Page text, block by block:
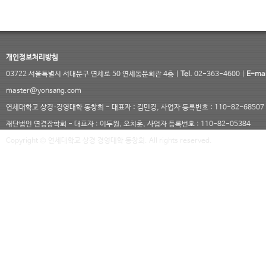
개인정보처리방침
03722 서울특별시 서대문구 연세로 50 연세동문회관 4층 |
Tel. 02-363-4600 | E-
master@yonsang.com
연세대학교 상경·경영대학 동창회 - 대표자 : 김민경, 사업자 등록번호 : 110-82-68507
재단법인 연경장학회 - 대표자 : 이두원, 오치훈, 사업자 등록번호 : 110-82-05384